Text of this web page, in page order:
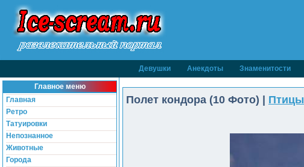
Девушки Анекдоты Знаменитости
Главное меню
Главная
Ретро
Татуировки
Непознанное
Животные
Города
Полет кондора (10 Фото) | Птицы